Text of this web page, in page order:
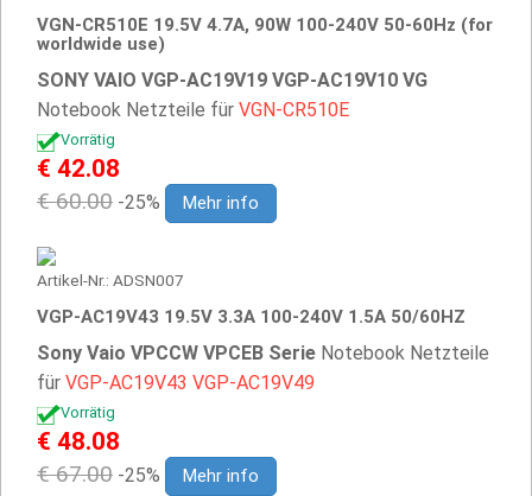
VGN-CR510E 19.5V 4.7A, 90W 100-240V 50-60Hz (for
worldwide use)
SONY VAIO VGP-AC19V19 VGP-AC19V10 VG
Notebook Netzteile für VGN-CR510E
Vorrätig
€ 42.08
€ 60.00 -25% Mehr info
Artikel-Nr.: ADSN007
VGP-AC19V43 19.5V 3.3A 100-240V 1.5A 50/60HZ
Sony Vaio VPCCW VPCEB Serie Notebook Netzteile
für VGP-AC19V43 VGP-AC19V49
Vorrätig
€ 48.08
€ 67.00 -25% Mehr info